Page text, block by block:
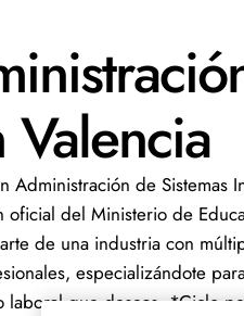
Valencia
Administración de Sistemas
oficial del Ministerio de
de una industria con
especializándote
laboral que deseas. *Ciclo